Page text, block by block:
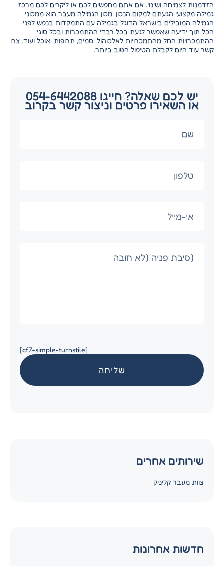
הזדמנות לצמיחה ושינוי. אם אתם מחפשים לכם או ליקרים לכם מרכז
גמילה מקצועי הגעתם למקום הנכון. מכון הגמילה מעבר הוא ממכוני
הגמילה המובילים בישראל הדוגל בגמילה עם התמקדות בנפש לפני
הכל תוך ידיעה שאפשר לגעת בכל רבדי ההתמכרות ובכל סוגי
ההתמכרויות החל מהתמכרויות לאלכוהול, סמים, תרופות, אוכל ועוד. צרו
קשר עוד היום לקבלת הטיפול הטוב ביותר.
יש לכם שאלה? חייגו 054-6442088
או השאירו פרטים וניצור קשר בקרוב
[cf7-simple-turnstile]
שירותים אחרים
צוות מעבר קליניק
חדשות אחרונות